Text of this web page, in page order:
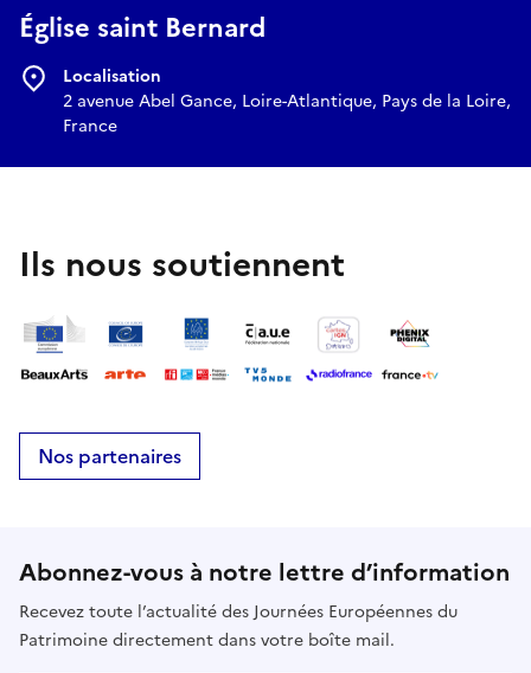
Église saint Bernard
Localisation
2 avenue Abel Gance, Loire-Atlantique, Pays de la Loire,
France
Ils nous soutiennent
Nos partenaires
Abonnez-vous à notre lettre d’information
Recevez toute l’actualité des Journées Européennes du
Patrimoine directement dans votre boîte mail.